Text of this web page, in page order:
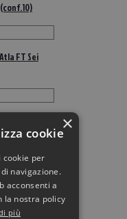
FT Sei
–
–
×
cookie
cookie per
navigazione.
acconsenti a
la nostra policy
più